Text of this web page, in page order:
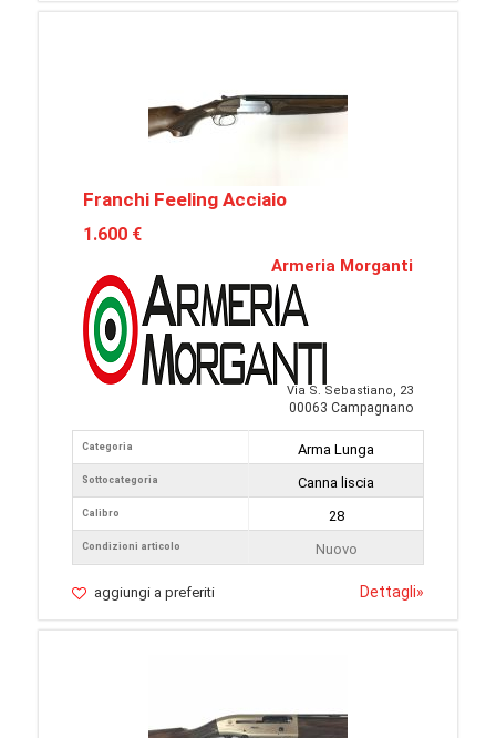
Franchi Feeling Acciaio
1.600 €
Armeria Morganti
Via S. Sebastiano, 23
00063 Campagnano
Categoria
Sottocategoria
Calibro
Condizioni articolo
Arma Lunga
Canna liscia
28
Nuovo
aggiungi a preferiti Dettagli»